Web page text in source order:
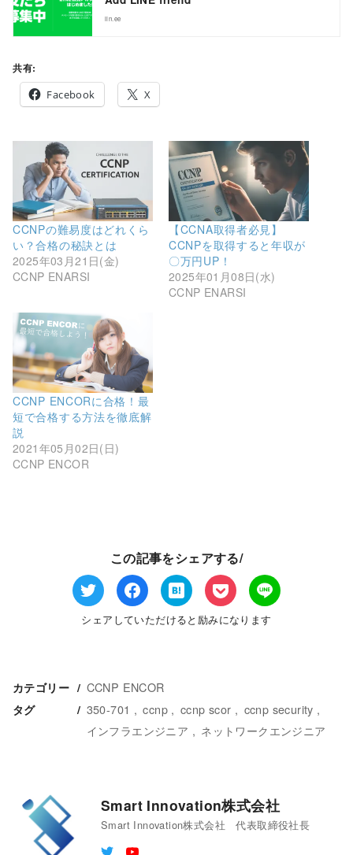
lin.ee
共有:
Facebook
X
CCNPの難易度はどれくら
い？合格の秘訣とは
2025年03月21日(金)
CCNP ENARSI
【CCNA取得者必見】
CCNPを取得すると年収が
〇万円UP！
2025年01月08日(水)
CCNP ENARSI
CCNP ENCORに合格！最
短で合格する方法を徹底解
説
2021年05月02日(日)
CCNP ENCOR
この記事をシェアする/
シェアしていただけると励みになります
カテゴリー CCNP ENCOR
タグ 350-701 ccnp ccnp scor
ccnp security
インフラエンジニア
ネットワークエンジニア
Smart Innovation株式会社
Smart Innovation株式会社 代表取締役社長